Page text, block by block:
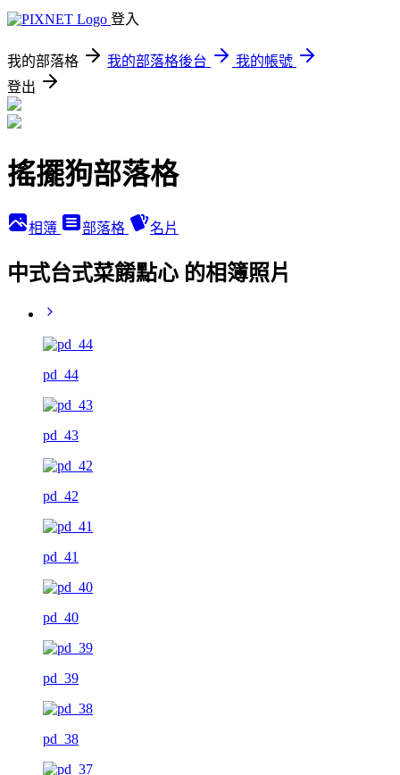
登入
我的部落格 我的部落格後台
我的帳號
登出
搖擺狗部落格
相簿 部落格 名片
中式台式菜餚點心 的相簿照片
pd_44
pd_43
pd_42
pd_41
pd_40
pd_39
pd_38